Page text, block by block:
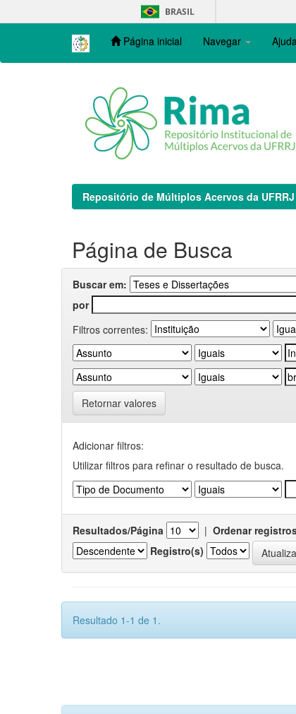
navigation
BRASIL
Página inicial Navegar
Repositório de Múltiplos Acervos da UFRRJ
Página de Busca
Buscar em:
por
Filtros correntes:
Retornar valores
Adicionar filtros:
Utilizar filtros para refinar o resultado de busca.
Resultados/Página | Ordenar
Registro(s)
Resultado 1-1 de 1.